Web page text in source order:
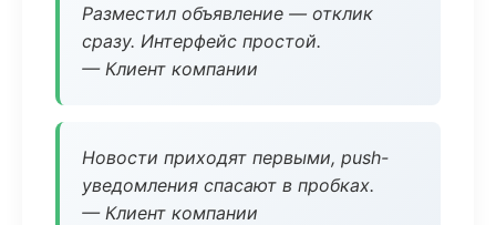
Разместил объявление — отклик
сразу. Интерфейс простой.
— Клиент компании
Новости приходят первыми, push-
уведомления спасают в пробках.
— Клиент компании